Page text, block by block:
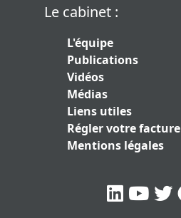
Le cabinet :
L'équipe
Publications
Vidéos
Médias
Liens utiles
Régler votre facture
Mentions légales